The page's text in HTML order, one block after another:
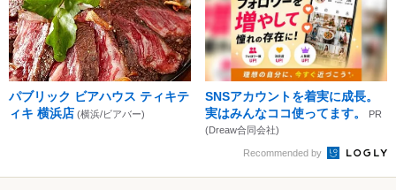
パブリック ビアハウス ティキテ
ィキ 横浜店 (横浜/ビアバー)
SNSアカウントを着実に成長。
実はみんなココ使ってます。
PR
(Dreaw合同会社)
Recommended by